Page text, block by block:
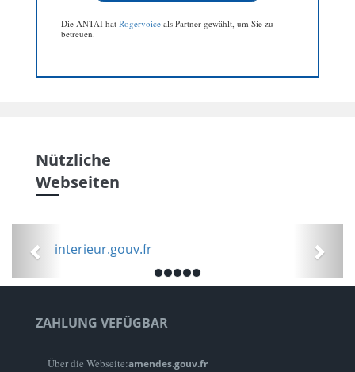
Die ANTAI hat Rogervoice als Partner gewählt, um Sie zu
betreuen.
Nützliche
Webseiten
interieur.gouv.fr
ZAHLUNG VEFÜGBAR
Über die Webseite:amendes.gouv.fr